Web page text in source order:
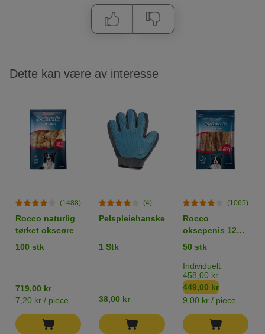
Dette kan være av interesse
(1488)
Rocco naturlig
tørket okseøre
100 stk
719,00 kr
7,20 kr / piece
(4)
Pelspleiehanske
1 Stk
38,00 kr
(1065)
Rocco
oksepenis 12
cm
50 stk
Individuelt
458,00 kr
449,00 kr
9,00 kr / piece